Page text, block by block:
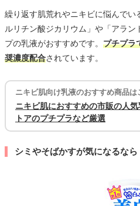
繰り返す肌荒れやニキビに悩んでい
ルリチン酸ジカリウム」や「アラン
プの乳液がおすすめです。 プチプラ
奨濃度配合されています。
ニキビ肌向け乳液のおすすめ商品は
ニキビ肌におすすめの市販の人
トアのプチプラなど厳選
シミやそばかすが気になるなら